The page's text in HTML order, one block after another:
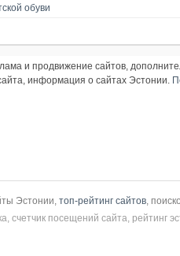
обуви
и продвижение сайтов,
информация о сайтах Эстонии.
Эстонии, топ-рейтинг сайтов ,
счетчик посещений сайта, рейтинг